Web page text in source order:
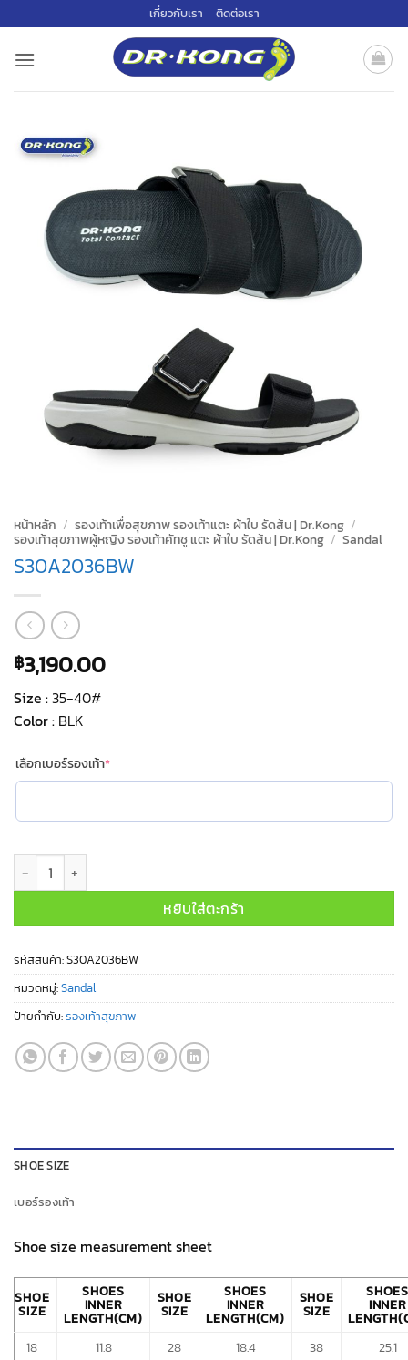
ไป
เกี่ยวกับเรา ติดต่อเรา
หน้าหลัก / รองเท้าเพื่อสุขภาพ รองเท้าแตะ ผ้าใบ รัดส้น | Dr.Kong /
รองเท้าสุขภาพผู้หญิง รองเท้าคัทชู แตะ ผ้าใบ รัดส้น | Dr.Kong / Sandal
S30A2036BW
฿3,190.00
Size :35-40#
Color : BLK
เลือกเบอร์รองเท้า*(required)
จำนวน S30A2036BW ชิ้น
หยิบใส่ตะกร้า
รหัสสินค้า:S30A2036BW
หมวดหมู่:Sandal
ป้ายกำกับ:รองเท้าสุขภาพ
SHOE SIZE
เบอร์รองเท้า
Shoe size measurement sheet
SHOE
SIZE
SHOES
INNER
LENGTH(CM)
SHOE
SIZE
SHOES
INNER
LENGTH(CM)
SHOE
SIZE
SHOES
INNER
18
11.8 28 18.4 38
25.1